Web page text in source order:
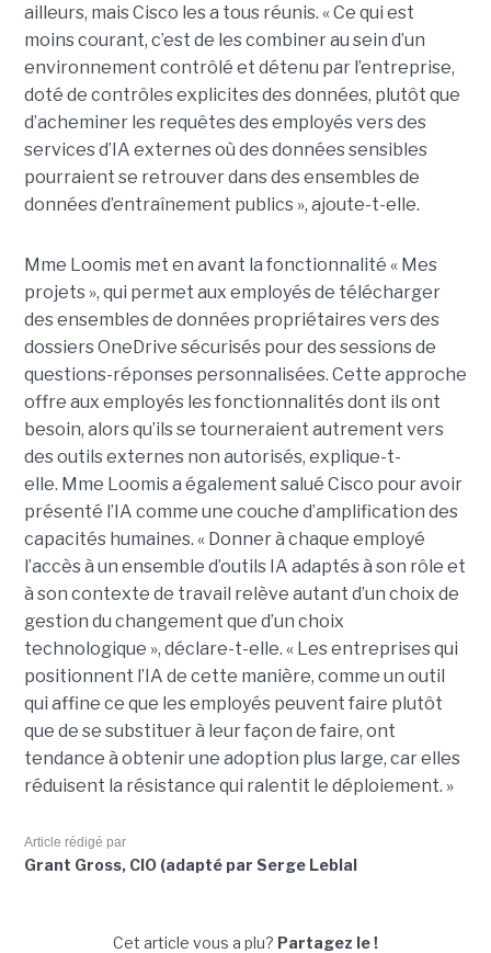
ailleurs, mais Cisco les a tous réunis. « Ce qui est
moins courant, c’est de les combiner au sein d’un
environnement contrôlé et détenu par l’entreprise,
doté de contrôles explicites des données, plutôt que
d’acheminer les requêtes des employés vers des
services d’IA externes où des données sensibles
pourraient se retrouver dans des ensembles de
données d’entraînement publics », ajoute-t-elle.
Mme Loomis met en avant la fonctionnalité « Mes
projets », qui permet aux employés de télécharger
des ensembles de données propriétaires vers des
dossiers OneDrive sécurisés pour des sessions de
questions-réponses personnalisées. Cette approche
offre aux employés les fonctionnalités dont ils ont
besoin, alors qu’ils se tourneraient autrement vers
des outils externes non autorisés, explique-t-
elle. Mme Loomis a également salué Cisco pour avoir
présenté l’IA comme une couche d’amplification des
capacités humaines. « Donner à chaque employé
l’accès à un ensemble d’outils IA adaptés à son rôle et
à son contexte de travail relève autant d’un choix de
gestion du changement que d’un choix
technologique », déclare-t-elle. « Les entreprises qui
positionnent l’IA de cette manière, comme un outil
qui affine ce que les employés peuvent faire plutôt
que de se substituer à leur façon de faire, ont
tendance à obtenir une adoption plus large, car elles
réduisent la résistance qui ralentit le déploiement. »
Article rédigé par
Grant Gross, CIO (adapté par Serge Leblal
Cet article vous a plu? Partagez le !